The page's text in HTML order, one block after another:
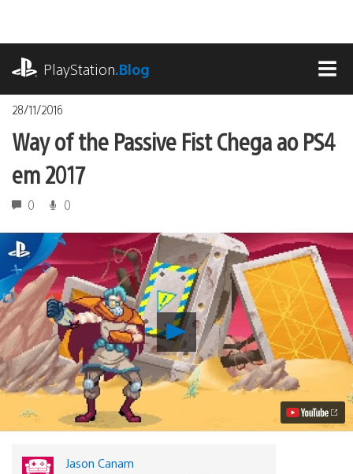
o
conteúdoPlayStation.Blog
28/11/2016
Way of the Passive Fist Chega ao PS4
em 2017
0 0
Reproduzir
Way
of
the
Passive
Fist
ao
Jason Canam